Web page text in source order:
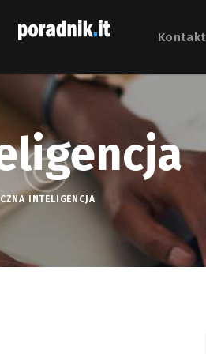
Kontakt
INTELIGENCJA